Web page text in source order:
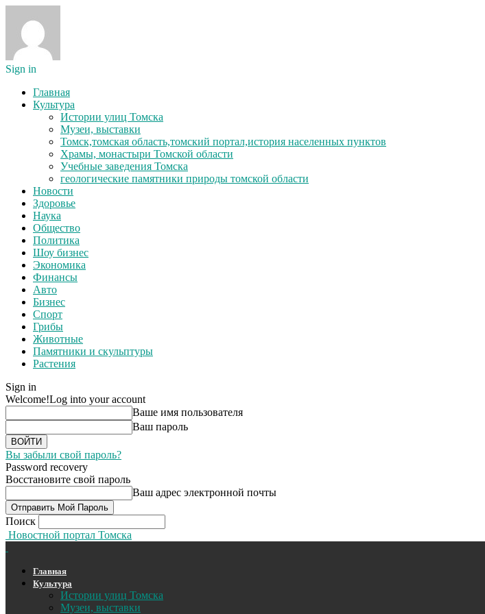
Sign in
Главная
Культура
Истории улиц Томска
Музеи, выставки
Томск,томская область,томский портал,история населенных пунктов
Храмы, монастыри Томской области
Учебные заведения Томска
геологические памятники природы томской области
Новости
Здоровье
Наука
Общество
Политика
Шоу бизнес
Экономика
Финансы
Авто
Бизнес
Спорт
Грибы
Животные
Памятники и скульптуры
Растения
Sign in
Welcome!Log into your account
Ваше имя пользователя
Ваш пароль
Вы забыли свой пароль?
Password recovery
Восстановите свой пароль
Ваш адрес электронной почты
Поиск
Новостной портал Томска
Главная
Культура
Истории улиц Томска
Музеи, выставки